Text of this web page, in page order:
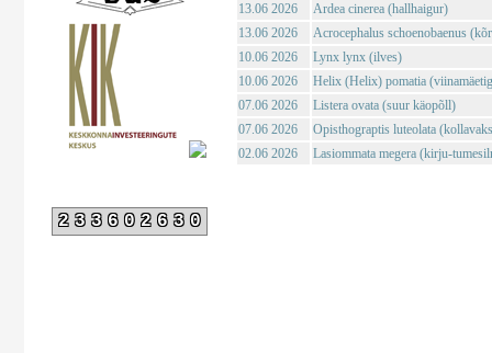
233602630
13.06 2026
Ardea cinerea (hallhaigur)
13.06 2026
Acrocephalus schoenobaenus
10.06 2026
Lynx lynx (ilves)
10.06 2026
Helix (Helix) pomatia
07.06 2026
Listera ovata (suur käopõll)
07.06 2026
Opisthograptis luteolata
02.06 2026
Lasiommata megera (kirju-